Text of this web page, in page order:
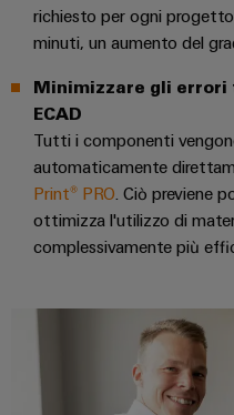
per
l’industria
e
reflue
Oil
&
Gas
funzionamento
soluzioni
Software
industriale
Infrastruttura
del
quadro
Servizio
richiesto per ogni
minuti, un aumento del
Minimizzare gli
ECAD
Tutti i componenti
automaticamente
Print® PRO . Ciò previene
ottimizza l'utilizzo di
complessivamente più